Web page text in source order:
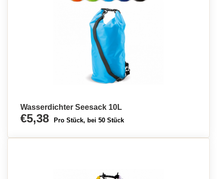
Wasserdichter Seesack 10L
€5,38 Pro Stück, bei 50 Stück